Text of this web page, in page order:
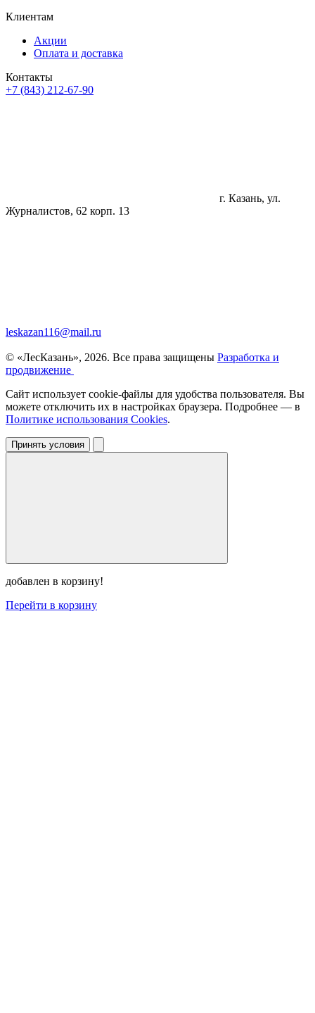
Клиентам
Акции
Оплата и доставка
Контакты
+7 (843) 212-67-90
г. Казань, ул.
Журналистов, 62 корп. 13
leskazan116@mail.ru
© «ЛесКазань», 2026. Все права защищены Разработка и
продвижение
Сайт использует cookie-файлы для удобства пользователя. Вы
можете отключить их в настройках браузера. Подробнее — в
Политике использования Cookies.
Принять условия
добавлен в корзину!
Перейти в корзину